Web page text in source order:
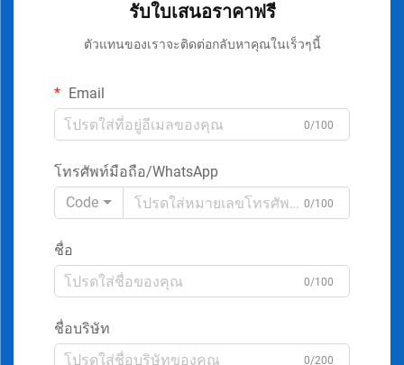
รับใบเสนอราคาฟรี
ตัวแทนของเราจะติดต่อกลับหาคุณในเร็วๆนี้
Email
0/100
โทรศัพท์มือถือ/WhatsApp
Code
0/100
ชื่อ
0/100
ชื่อบริษัท
0/200